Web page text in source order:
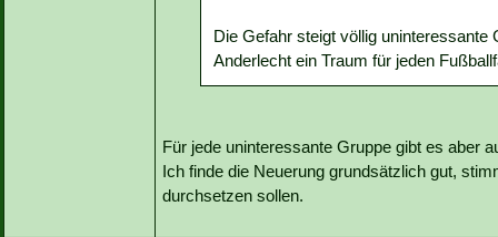
Die Gefahr steigt völlig
Anderlecht ein Traum für jeden
Für jede uninteressante Gruppe gibt es aber
Ich finde die Neuerung grundsätzlich gut,
durchsetzen sollen.